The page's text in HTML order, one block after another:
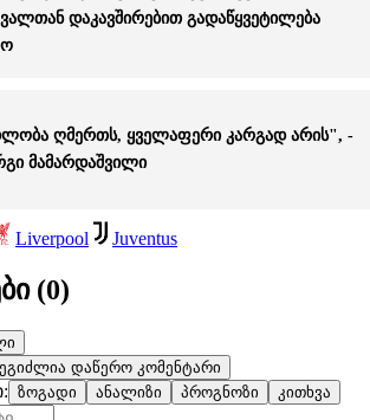
დაკავშირებით გადაწყვეტილება
ღმერთს, ყველაფერი კარგად არის", -
მამარდაშვილი
Liverpool Juventus
(0)
დაწერო კომენტარი
ზოგადი ანალიზი პროგნოზი კითხვა